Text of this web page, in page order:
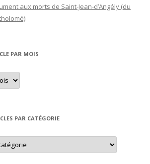
aux morts de Saint-Jean-d’Angély (du
PAR MOIS
PAR CATÉGORIE